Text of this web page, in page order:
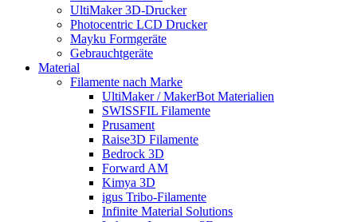
UltiMaker 3D-Drucker
Photocentric LCD Drucker
Mayku Formgeräte
Gebrauchtgeräte
Material
Filamente nach Marke
UltiMaker / MakerBot Materialien
SWISSFIL Filamente
Prusament
Raise3D Filamente
Bedrock 3D
Forward AM
Kimya 3D
igus Tribo-Filamente
Infinite Material Solutions